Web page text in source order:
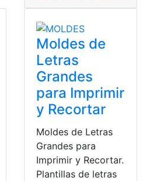
Moldes de
Letras
Grandes
para Imprimir
y Recortar
Moldes de Letras
Grandes para
Imprimir y Recortar.
Plantillas de letras